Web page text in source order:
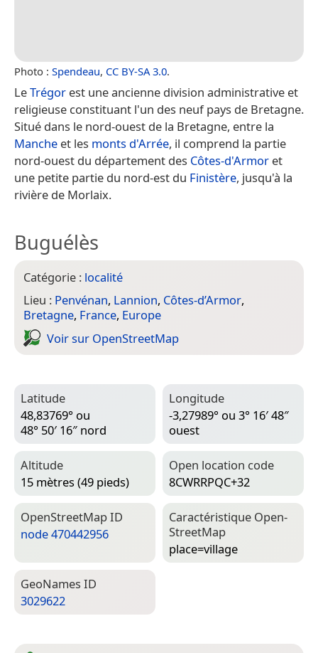
Photo : Spendeau, CC BY-SA 3.0.
LeTrégor est une ancienne division administrative et
religieuse constituant l'un des neuf pays de Bretagne.
Situé dans le nord-ouest de la Bretagne, entre la
Manche et les monts d'Arrée, il comprend la partie
nord-ouest du département des Côtes-d'Armor et
une petite partie du nord-est du Finistère, jusqu'à la
rivière de Morlaix.
Buguélès
Catégorie : localité
Lieu : Penvénan, Lannion, Côtes-d’Armor,
Bretagne, France, Europe
Voir sur Open­Street­Map
Latitude
48,83769° ou
48° 50′ 16″ nord
Longitude
-3,27989° ou 3° 16′ 48″
ouest
Altitude
15 mètres (49 pieds)
Open location code
8CWRRPQC+32
Open­Street­Map ID
node 470442956
Caractéristique Open­
Street­Map
place=­village
Geo­Names ID
3029622